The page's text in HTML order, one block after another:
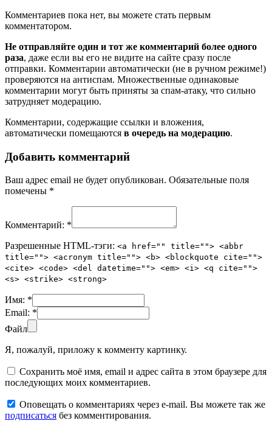
Комментариев пока нет, вы можете стать первым
комментатором.
Не отправляйте один и тот же комментарий более одного
раза, даже если вы его не видите на сайте сразу после
отправки. Комментарии автоматически (не в ручном режиме!)
проверяются на антиспам. Множественные одинаковые
комментарии могут быть приняты за спам-атаку, что сильно
затрудняет модерацию.
Комментарии, содержащие ссылки и вложения,
автоматически помещаются в очередь на модерацию.
Добавить комментарий
Ваш адрес email не будет опубликован. Обязательные поля
помечены *
Комментарий: *
Разрешенные HTML-тэги: <a href="" title=""> <abbr
title=""> <acronym title=""> <b> <blockquote cite="">
<cite> <code> <del datetime=""> <em> <i> <q cite="">
<s> <strike> <strong>
Имя: *
Email: *
Файл
Я, пожалуй, приложу к комменту картинку.
Сохранить моё имя, email и адрес сайта в этом браузере для
последующих моих комментариев.
Оповещать о комментариях через e-mail. Вы можете так же
подписаться без комментирования.